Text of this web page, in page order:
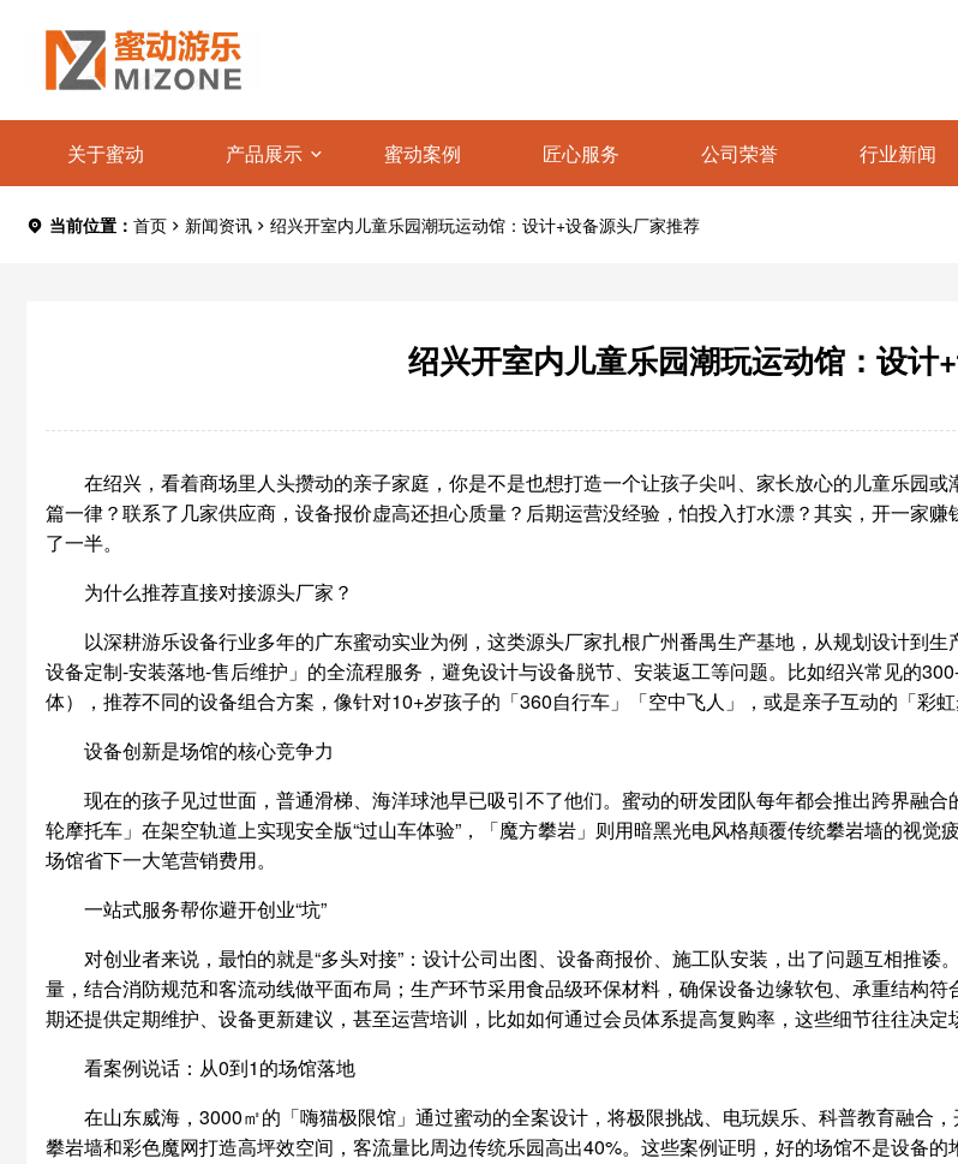
关于蜜动 产品展示 蜜动案例 匠心服务 公司荣誉 行业新闻
当前位置： 首页 新闻资讯 绍兴开室内儿童乐园潮玩运动馆：设计+设备源头厂家推荐
绍兴开室内儿童乐园潮玩运动馆：设计
在绍兴，看着商场里人头攒动的亲子家庭，你是不是也想打造一个让孩子尖叫、家长放心的儿童乐园
篇一律？联系了几家供应商，设备报价虚高还担心质量？后期运营没经验，怕投入打水漂？其实，开一家
了一半。
为什么推荐直接对接源头厂家？
以深耕游乐设备行业多年的广东蜜动实业为例，这类源头厂家扎根广州番禺生产基地，从规划设计到
设备定制-安装落地-售后维护」的全流程服务，避免设计与设备脱节、安装返工等问题。比如绍兴常见的
体），推荐不同的设备组合方案，像针对10+岁孩子的「360自行车」「空中飞人」，或是亲子互动的「彩
设备创新是场馆的核心竞争力
现在的孩子见过世面，普通滑梯、海洋球池早已吸引不了他们。蜜动的研发团队每年都会推出跨界融
轮摩托车」在架空轨道上实现安全版“过山车体验”，「魔方攀岩」则用暗黑光电风格颠覆传统攀岩墙的视
场馆省下一大笔营销费用。
一站式服务帮你避开创业“坑”
对创业者来说，最怕的就是“多头对接”：设计公司出图、设备商报价、施工队安装，出了问题互相推
量，结合消防规范和客流动线做平面布局；生产环节采用食品级环保材料，确保设备边缘软包、承重结构
期还提供定期维护、设备更新建议，甚至运营培训，比如如何通过会员体系提高复购率，这些细节往往决定
看案例说话：从0到1的场馆落地
在山东威海，3000㎡的「嗨猫极限馆」通过蜜动的全案设计，将极限挑战、电玩娱乐、科普教育融合
攀岩墙和彩色魔网打造高坪效空间，客流量比周边传统乐园高出40%。这些案例证明，好的场馆不是设备的